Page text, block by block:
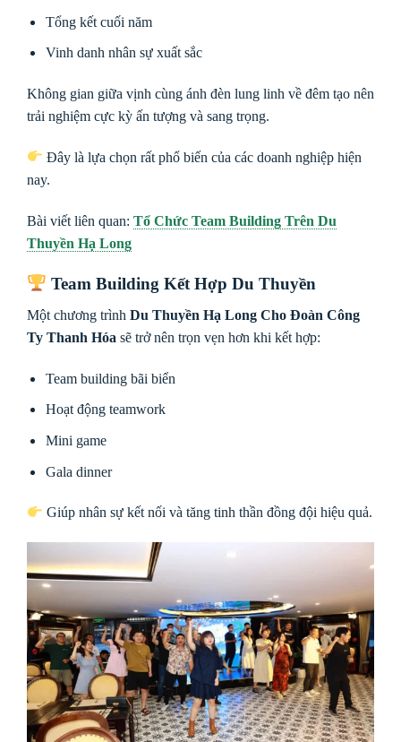
Tổng kết cuối năm
Vinh danh nhân sự xuất sắc
Không gian giữa vịnh cùng ánh đèn lung linh về đêm tạo nên
trải nghiệm cực kỳ ấn tượng và sang trọng.
Đây là lựa chọn rất phổ biến của các doanh nghiệp hiện
nay.
Bài viết liên quan: Tổ Chức Team Building Trên Du
Thuyền Hạ Long
Team Building Kết Hợp Du Thuyền
Một chương trình Du Thuyền Hạ Long Cho Đoàn Công
Ty Thanh Hóa sẽ trở nên trọn vẹn hơn khi kết hợp:
Team building bãi biển
Hoạt động teamwork
Mini game
Gala dinner
Giúp nhân sự kết nối và tăng tinh thần đồng đội hiệu quả.